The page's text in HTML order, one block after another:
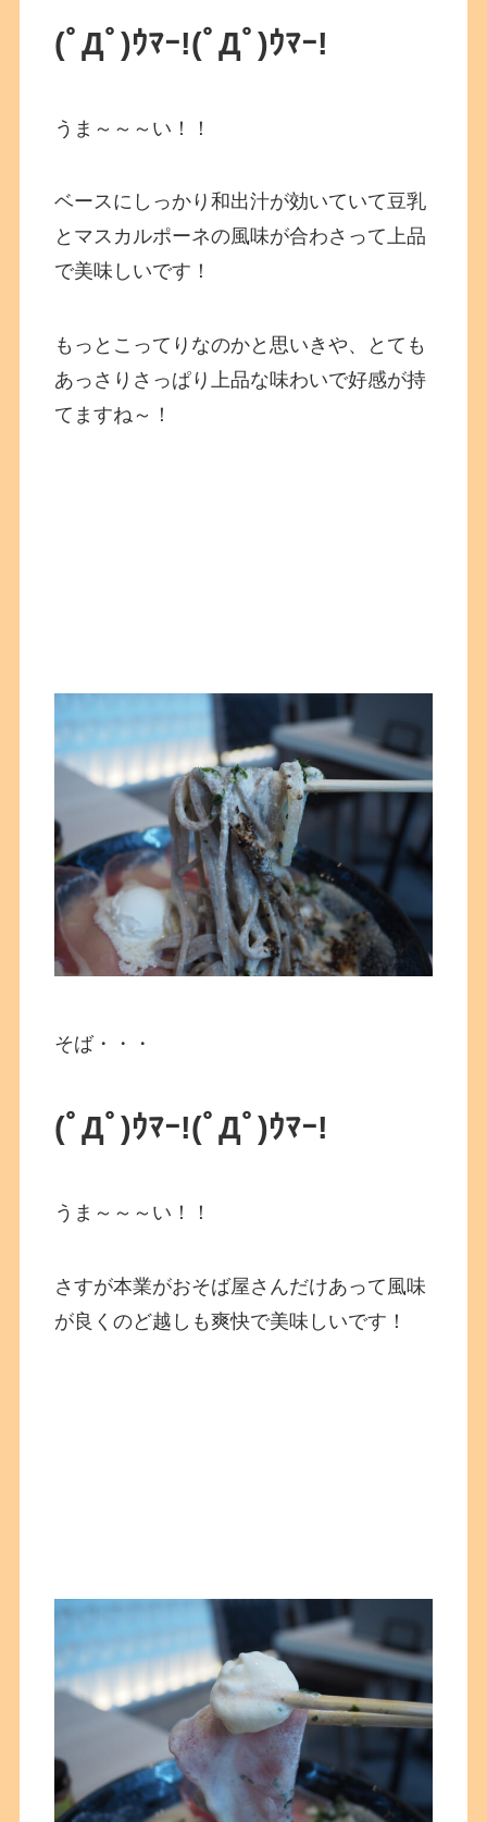
(ﾟДﾟ)ｳﾏｰ!(ﾟДﾟ)ｳﾏｰ!
うま～～～い！！
ベースにしっかり和出汁が効いていて豆乳
とマスカルポーネの風味が合わさって上品
で美味しいです！
もっとこってりなのかと思いきや、とても
あっさりさっぱり上品な味わいで好感が持
てますね～！
そば・・・
(ﾟДﾟ)ｳﾏｰ!(ﾟДﾟ)ｳﾏｰ!
うま～～～い！！
さすが本業がおそば屋さんだけあって風味
が良くのど越しも爽快で美味しいです！